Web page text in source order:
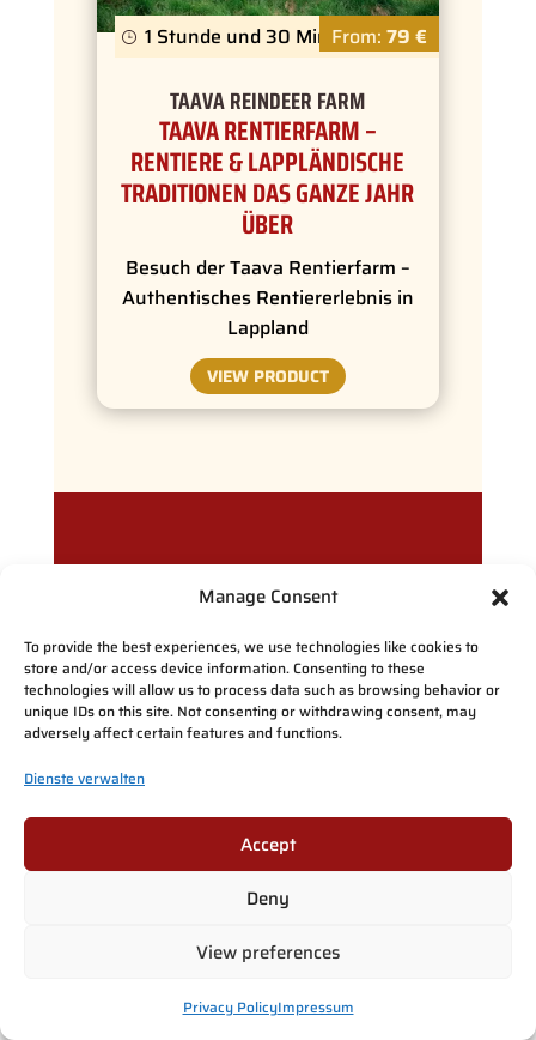
Manage Consent
To provide the best experiences, we use technologies like cookies to
store and/or access device information. Consenting to these
technologies will allow us to process data such as browsing behavior or
unique IDs on this site. Not consenting or withdrawing consent, may
adversely affect certain features and functions.
Dienste verwalten
Accept
Deny
View preferences
Privacy PolicyImpressum
1 Stunde und 30 Minuten
From:79 €
TAAVA REINDEER FARM
TAAVA RENTIERFARM –
RENTIERE & LAPPLÄNDISCHE
TRADITIONEN DAS GANZE JAHR
ÜBER
Besuch der Taava Rentierfarm –
Authentisches Rentiererlebnis in
Lappland
VIEW PRODUCT
PLANEN SIE IHREN
SOMMERBESUCH IN
ROVANIEMI
Wenn Sie eine Reise nach Lappland
im Sommer planen, sollten Sie
und beiSanta Claus
Reindeerin Ihr Programm
Der Sommer bietet eine ruhige
Gelegenheit, die arktische Landschaft
zu erkunden, Rentiere zu treffen und